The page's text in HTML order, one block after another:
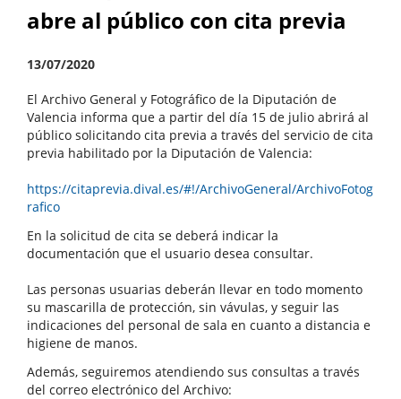
abre al público con cita previa
13/07/2020
El Archivo General y Fotográfico de la Diputación de
Valencia informa que a partir del día 15 de julio abrirá al
público solicitando cita previa a través del servicio de cita
previa habilitado por la Diputación de Valencia:
https://citaprevia.dival.es/#!/ArchivoGeneral/ArchivoFotog
rafico
En la solicitud de cita se deberá indicar la
documentación que el usuario desea consultar.
Las personas usuarias deberán llevar en todo momento
su mascarilla de protección, sin vávulas, y seguir las
indicaciones del personal de sala en cuanto a distancia e
higiene de manos.
Además, seguiremos atendiendo sus consultas a través
del correo electrónico del Archivo: